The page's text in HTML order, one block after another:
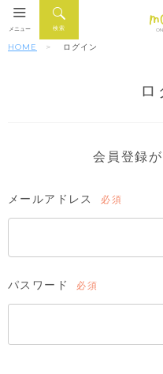
検索
メニュー
HOME ログイン
ロ
会員登録
メールアドレス
須)
パスワード
須)